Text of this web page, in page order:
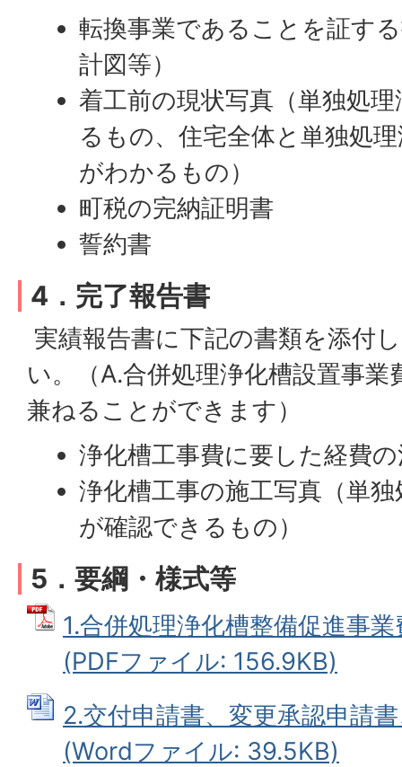
転換事業であることを証す
計図等）
着工前の現状写真（単独処
るもの、住宅全体と単独処
がわかるもの）
町税の完納証明書
誓約書
4．完了報告書
実績報告書に下記の書類を添付
い。（A.合併処理浄化槽設置事業
兼ねることができます）
浄化槽工事費に要した経費
浄化槽工事の施工写真（単
が確認できるもの）
5．要綱・様式等
1.合併処理浄化槽整備促進事
(PDFファイル: 156.9KB)
2.交付申請書、変更承認申請
(Wordファイル: 39.5KB)